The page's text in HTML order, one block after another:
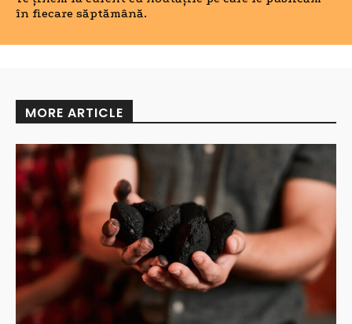
în fiecare săptămână.
MORE ARTICLE